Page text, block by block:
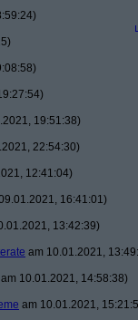
19:51:38)
22:54:30)
12:41:04)
16:41:01)
13:42:39)
am 10.01.2021,
am 10.01.2021, 14:58:38)
am 10.01.2021,